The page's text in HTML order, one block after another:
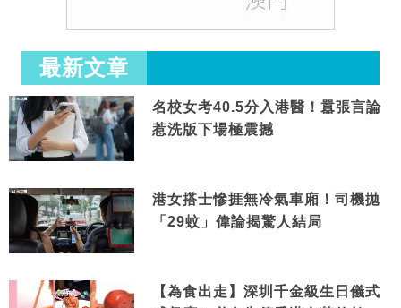
最新文章
名校女考40.5分入港醫！囂張言論
惹洗版下場極震撼
港女搭士慘捱無冷氣車廂！司機拋
「29蚊」偉論揭驚人結局
【為食出走】深圳千金級生日儀式